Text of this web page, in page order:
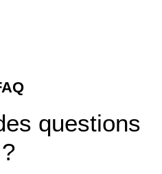
questions
?